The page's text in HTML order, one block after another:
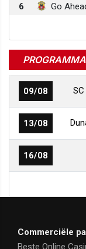
6
Go
PROGRAMMA
09/08
13/08
16/08
Commerciële
Beste Online